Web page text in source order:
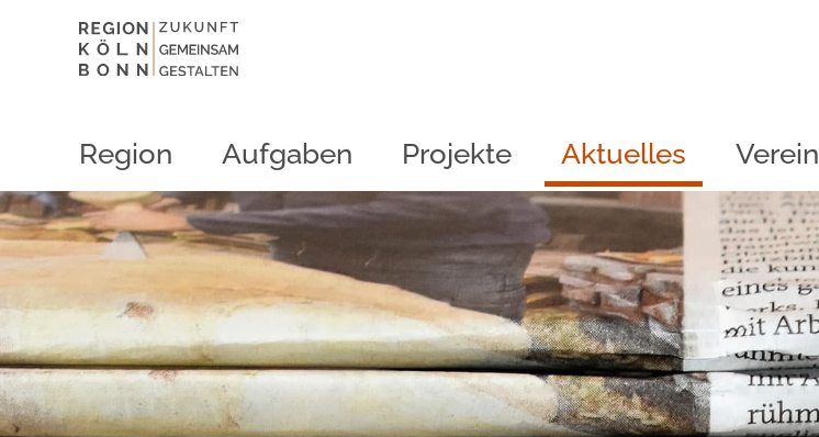
Region Aufgaben Projekte Aktuelles Verein